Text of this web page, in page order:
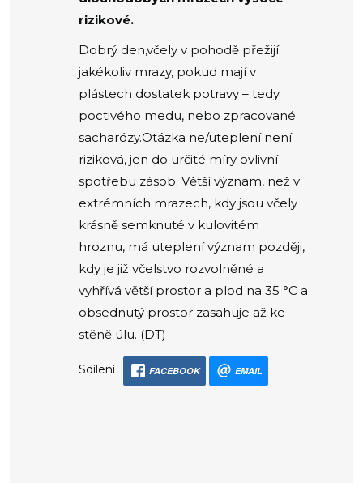
rizikové.
Dobrý den,včely v pohodě přežijí
jakékoliv mrazy, pokud mají v
plástech dostatek potravy – tedy
poctivého medu, nebo zpracované
sacharózy.Otázka ne/uteplení není
riziková, jen do určité míry ovlivní
spotřebu zásob. Větší význam, než v
extrémních mrazech, kdy jsou včely
krásně semknuté v kulovitém
hroznu, má uteplení význam později,
kdy je již včelstvo rozvolněné a
vyhřívá větší prostor a plod na 35 °C a
obsednutý prostor zasahuje až ke
stěně úlu. (DT)
Sdílení FACEBOOK EMAIL